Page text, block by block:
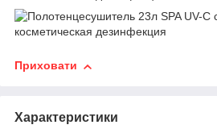
Приховати
Характеристики